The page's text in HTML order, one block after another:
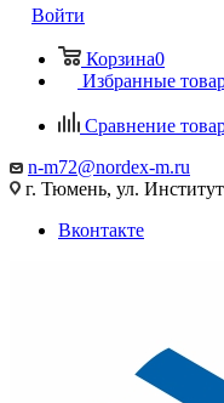
Войти
Корзина0
Избранные
Сравнение
n-m72@nordex-m.ru
г. Тюмень, ул.
Вконтакте